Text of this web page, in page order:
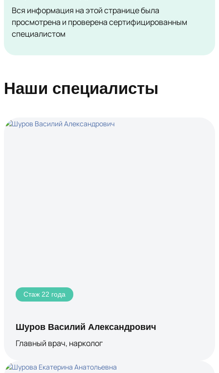
Вся информация на этой странице была
просмотрена и проверена сертифицированным
специалистом
Наши специалисты
Стаж 22 года
Шуров Василий Александрович
Главный врач, нарколог